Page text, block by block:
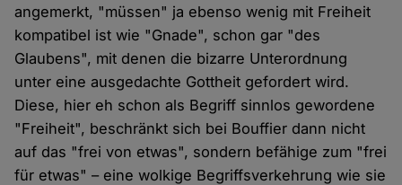
angemerkt, "müssen" ja ebenso wenig mit Freiheit
kompatibel ist wie "Gnade", schon gar "des
Glaubens", mit denen die bizarre Unterordnung
unter eine ausgedachte Gottheit gefordert wird.
Diese, hier eh schon als Begriff sinnlos gewordene
"Freiheit", beschränkt sich bei Bouffier dann nicht
auf das "frei von etwas", sondern befähige zum "frei
für etwas" – eine wolkige Begriffsverkehrung wie sie